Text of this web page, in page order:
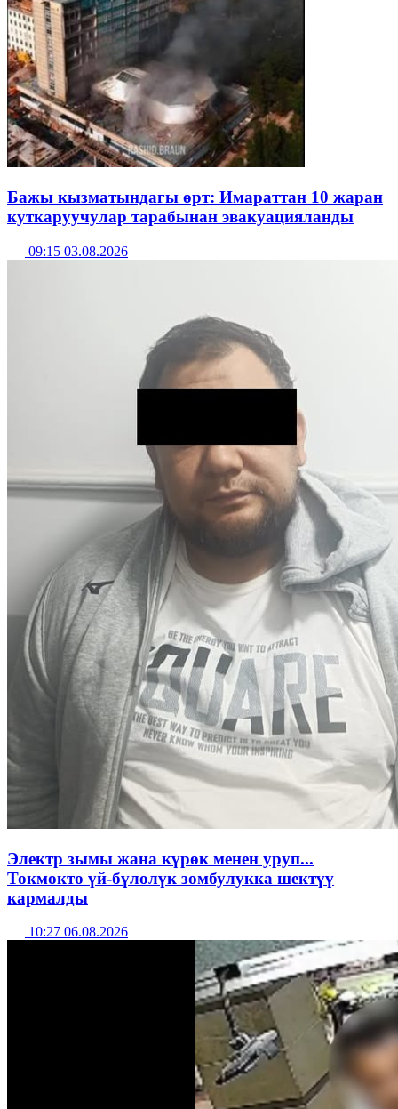
Бажы кызматындагы өрт: Имараттан 10 жаран
куткаруучулар тарабынан эвакуацияланды
09:15 03.08.2026
Электр зымы жана күрөк менен уруп...
Токмокто үй-бүлөлүк зомбулукка шектүү
кармалды
10:27 06.08.2026